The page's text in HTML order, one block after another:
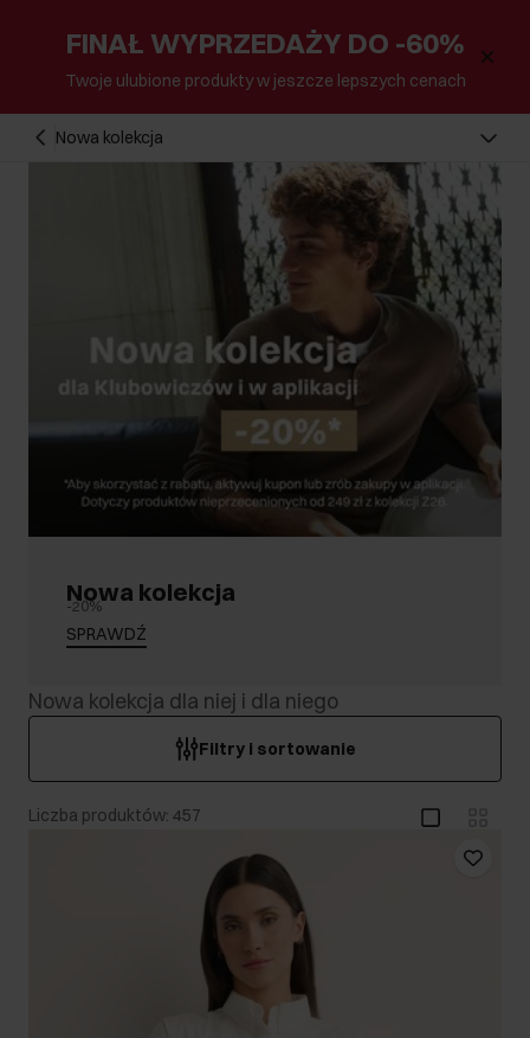
FINAŁ WYPRZEDAŻY DO -60%
Twoje ulubione produkty w jeszcze lepszych cenach
Nowa kolekcja
Nowa kolekcja
-20%
SPRAWDŹ
Nowa kolekcja dla niej i dla niego
Filtry i sortowanie
Liczba produktów: 457